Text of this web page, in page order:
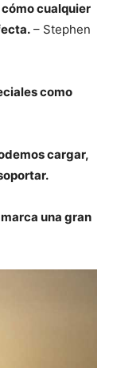
cualquier
– Stephen
como
cargar,
una gran